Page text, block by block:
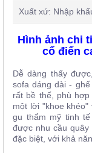
Xuất xứ: Nhập
Hình ảnh chi
cổ điển
Dễ dàng thấy
sofa dáng dài -
rất bề thế, phù
một lời "khoe
gu thẩm mỹ tinh
được nhu cầu
đặc biệt, với khả